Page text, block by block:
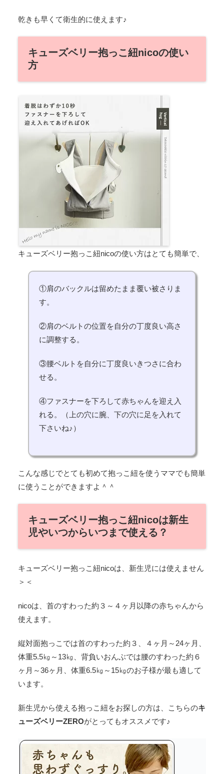
乾きも早くて衛生的に使えます♪
キューズベリー抱っこ紐nicoの使い
方
キューズベリー抱っこ紐nicoの使い方はとても簡単で、
①肩のバックルは留めたまま覆い被さりま
す。
②肩のベルトの位置を自分の丁度良い高さ
に調整する。
③腰ベルトを自分に丁度良いきつさに合わ
せる。
④ファスナーを下ろして赤ちゃんを迎え入
れる。（上の穴に腕、下の穴に足を入れて
下さいね♪）
こんな感じでとても初めて抱っこ紐を使うママでも簡単
に使うことができますよ＾＾
キューズベリー抱っこ紐nicoは新生
児やいつからいつまで使える？
キューズベリー抱っこ紐nicoは、新生児には使えません
＞＜
nicoは、首のすわった約３～４ヶ月以降の赤ちゃんから
使えます。
縦対面抱っこでは首のすわった約３、４ヶ月～24ヶ月、
体重5.5㎏～13㎏、背負いおんぶでは腰のすわった約６
ヶ月～36ヶ月、体重6.5㎏～15㎏のお子様が最も適して
います。
新生児から使える抱っこ紐をお探しの方は、こちらのキ
ューズベリーZEROがとってもオススメです♪